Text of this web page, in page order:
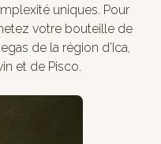
uniques. Pour
votre bouteille de
de la région d’Ica,
et de Pisco.